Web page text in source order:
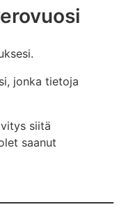
jonka tietoja
siitä
saanut